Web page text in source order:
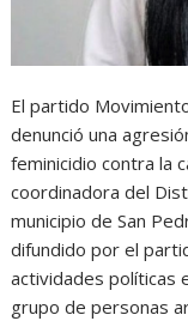
El partido
denunció una
feminicidio contra la
coordinadora del
municipio de San
difundido por el
actividades políticas
grupo de personas